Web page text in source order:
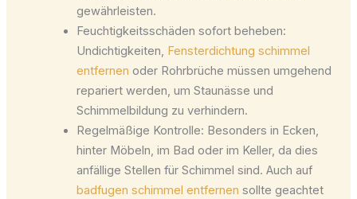
gewährleisten.
Feuchtigkeitsschäden sofort beheben:
Undichtigkeiten, Fensterdichtung schimmel
entfernen oder Rohrbrüche müssen umgehend
repariert werden, um Staunässe und
Schimmelbildung zu verhindern.
Regelmäßige Kontrolle: Besonders in Ecken,
hinter Möbeln, im Bad oder im Keller, da dies
anfällige Stellen für Schimmel sind. Auch auf
badfugen schimmel entfernen sollte geachtet